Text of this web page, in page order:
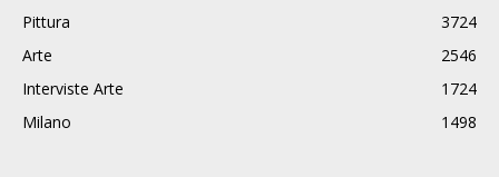
Pittura
3724
Arte
2546
Interviste Arte
1724
Milano
1498